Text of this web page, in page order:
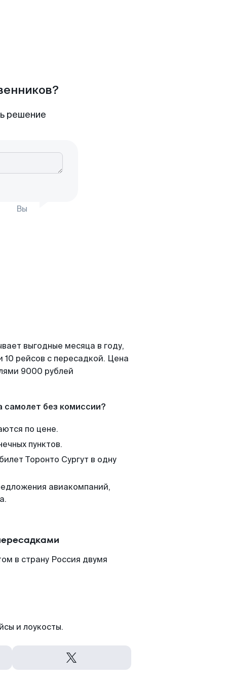
решение
Вы
выгодные месяца в году,
рейсов с пересадкой. Цена
9000 рублей
самолет без комиссии?
по цене.
пунктов.
Торонто Сургут в одну
авиакомпаний,
в страну Россия двумя
и лоукосты.